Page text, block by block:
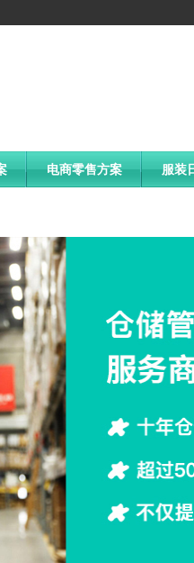
电商零售方案 服装